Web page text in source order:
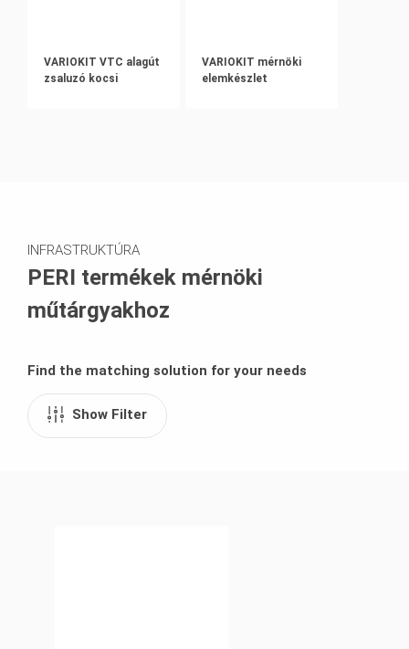
VARIOKIT VTC alagút
zsaluzó kocsi
VARIOKIT mérnöki
elemkészlet
INFRASTRUKTÚRA
PERI termékek mérnöki
műtárgyakhoz
Find the matching solution for your needs
Show Filter